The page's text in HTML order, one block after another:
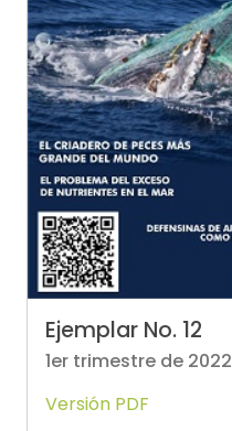
Ejemplar No. 12
1er trimestre de 2022
Versión PDF